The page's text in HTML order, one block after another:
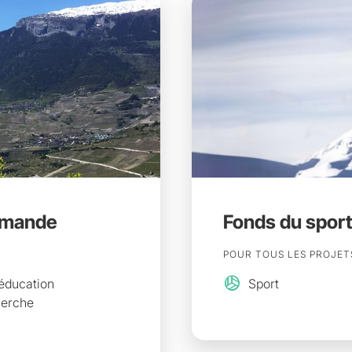
Fonds du
POUR TOUS LES
sports_volleyball Sport